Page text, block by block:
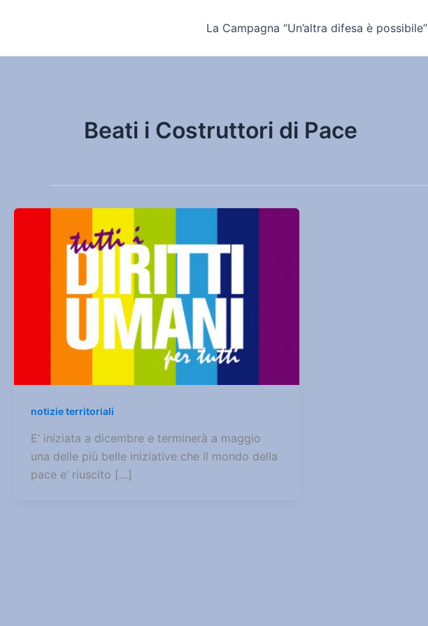
La Campagna “Un’altra difesa è possibile”
Beati i Costruttori di Pace
notizie territoriali
E’ iniziata a dicembre e terminerà a maggio
una delle più belle iniziative che il mondo della
pace e’ riuscito […]